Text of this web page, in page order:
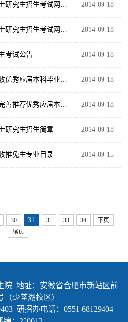
2014-09-18
2014-09-18
2014-09-18
考试公告
2014-09-18
2014-09-18
2014-09-18
研究生招生简章
2014-09-15
推免生专业目录
30 31 32 33 34
下页
尾页
地址：安徽省合肥市新站区前
（少荃湖校区）
研招办电话：0551-68129404